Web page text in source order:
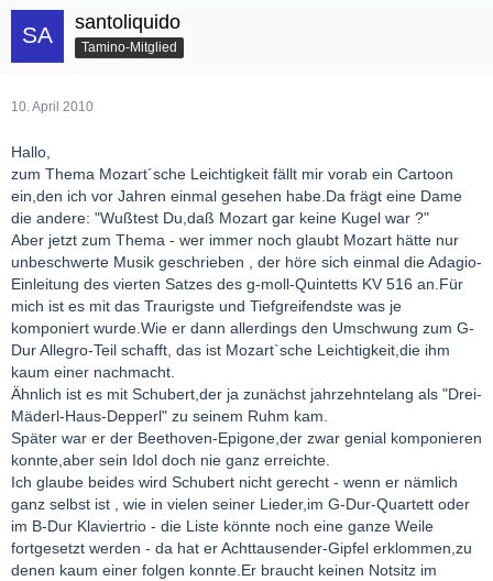
santoliquido
Tamino-Mitglied
10. April 2010
Hallo,
zum Thema Mozart´sche Leichtigkeit fällt mir vorab ein Cartoon
ein,den ich vor Jahren einmal gesehen habe.Da frägt eine Dame
die andere: "Wußtest Du,daß Mozart gar keine Kugel war ?"
Aber jetzt zum Thema - wer immer noch glaubt Mozart hätte nur
unbeschwerte Musik geschrieben , der höre sich einmal die Adagio-
Einleitung des vierten Satzes des g-moll-Quintetts KV 516 an.Für
mich ist es mit das Traurigste und Tiefgreifendste was je
komponiert wurde.Wie er dann allerdings den Umschwung zum G-
Dur Allegro-Teil schafft, das ist Mozart`sche Leichtigkeit,die ihm
kaum einer nachmacht.
Ähnlich ist es mit Schubert,der ja zunächst jahrzehntelang als "Drei-
Mäderl-Haus-Depperl" zu seinem Ruhm kam.
Später war er der Beethoven-Epigone,der zwar genial komponieren
konnte,aber sein Idol doch nie ganz erreichte.
Ich glaube beides wird Schubert nicht gerecht - wenn er nämlich
ganz selbst ist , wie in vielen seiner Lieder,im G-Dur-Quartett oder
im B-Dur Klaviertrio - die Liste könnte noch eine ganze Weile
fortgesetzt werden - da hat er Achttausender-Gipfel erklommen,zu
denen kaum einer folgen konnte.Er braucht keinen Notsitz im